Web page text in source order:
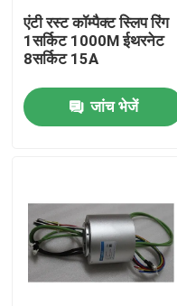
विडियो
प्रवाहकीय पर्ची की अंगूठी
हाई स्पीड स्लिप रिंग
सिग्नल स्लिप रिंग्स
एंटी रस्ट कॉम्पैक्ट स्लिप रिंग
1सर्किट 1000M ईथरनेट
8सर्किट 15A
जांच भेजें